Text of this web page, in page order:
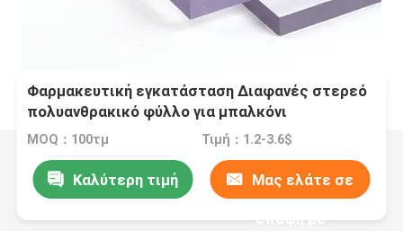
Φαρμακευτική εγκατάσταση Διαφανές στερεό
πολυανθρακικό φύλλο για μπαλκόνι
MOQ：100τμ Τιμή：1.2-3.6$
Καλύτερη τιμή Μας ελάτε σε
επαφή με